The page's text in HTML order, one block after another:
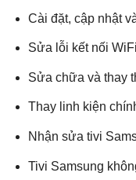
Cài đặt, cập nhật
Sửa lỗi kết nối
Sửa chữa và thay
Thay linh kiện
Nhận sửa tivi
Tivi Samsung